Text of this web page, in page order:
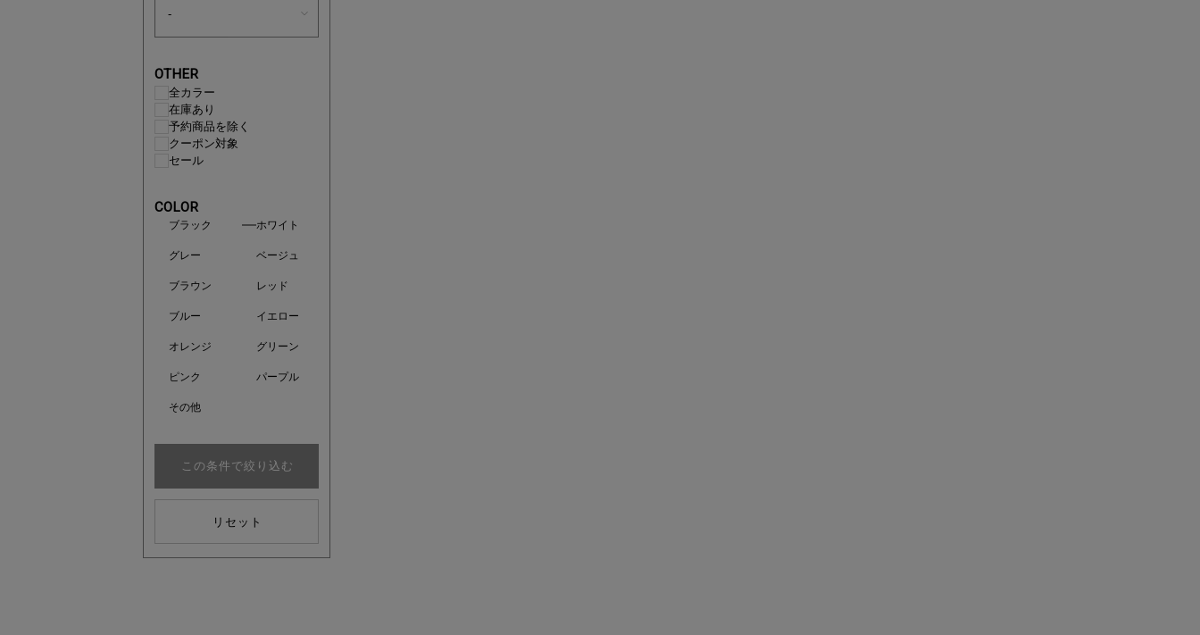
OTHER
全カラー
在庫あり
予約商品を除く
クーポン対象
セール
COLOR
ブラック ホワイト
グレー ベージュ
ブラウン レッド
ブルー イエロー
オレンジ グリーン
ピンク パープル
その他
この条件で絞り込む
リセット